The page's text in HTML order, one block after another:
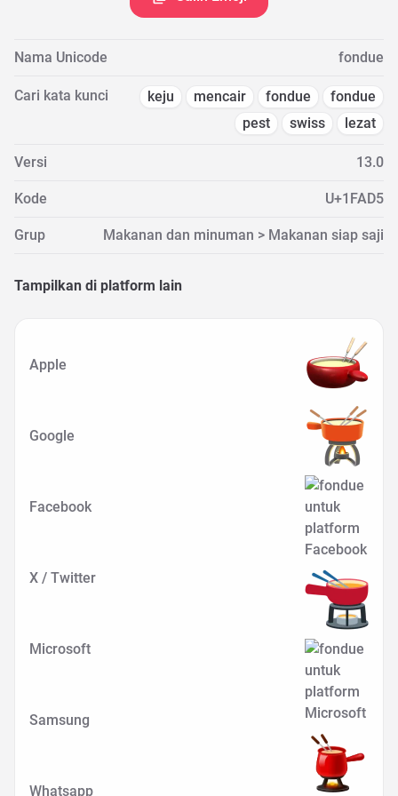
Nama Unicode fondue
Cari kata kunci keju mencair fondue
fondue
pest
swiss lezat
Versi 13.0
Kode U+1FAD5
Grup Makanan dan minuman > Makanan siap saji
Tampilkan di platform lain
Apple
Google
Facebook
X / Twitter
Microsoft
Samsung
Whatsapp